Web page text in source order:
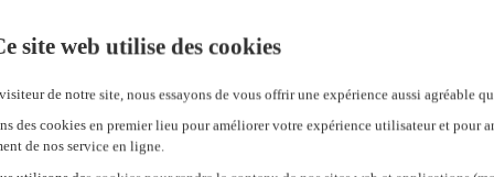
site web utilise des cookies
de notre site, nous essayons de vous offrir une expérience aussi agréable
des cookies en premier lieu pour améliorer votre expérience utilisateur et pour
de nos service en ligne.
VCU et que la sécurité est toujours notre priorité. Nous